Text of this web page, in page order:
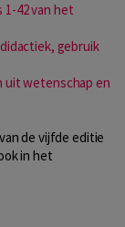
42 van het
gebruik
uit wetenschap en
de vijfde editie
in het